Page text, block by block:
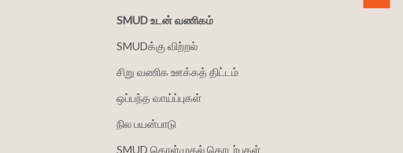
SMUD உடன் வணிகம்
SMUDக்கு விற்றல்
சிறு வணிக ஊக்கத் திட்டம்
ஒப்பந்த வாய்ப்புகள்
நில பயன்பாடு
SMUD கொள்முதல் தொடர்புகள்